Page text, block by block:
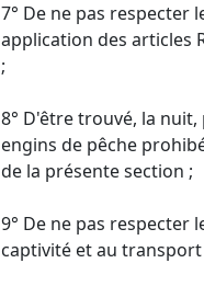
7° De ne pas respecter
application des articles
;
8° D'être trouvé, la
engins de pêche
de la présente section ;
9° De ne pas respecter
captivité et au transport